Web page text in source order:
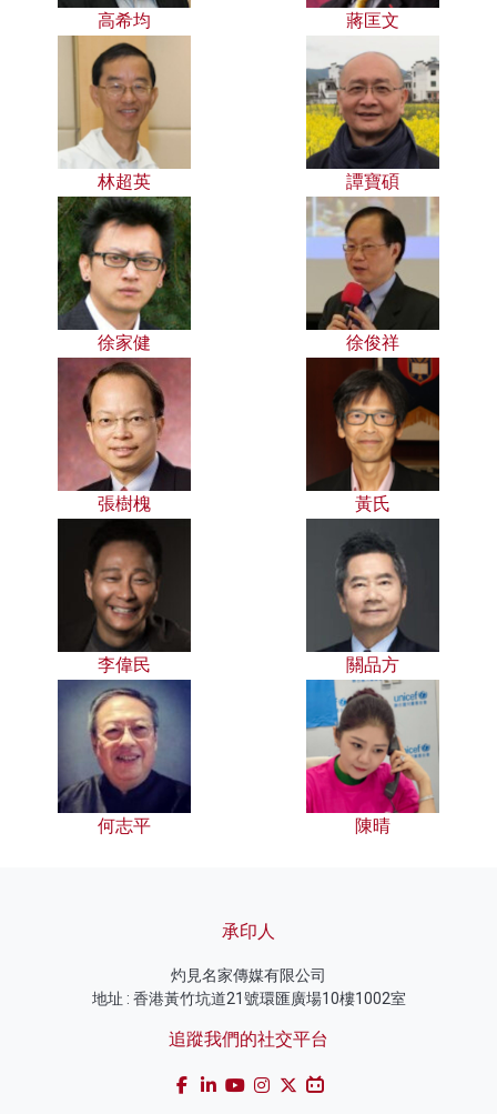
高希均 蔣匡文
林超英 譚寶碩
徐家健 徐俊祥
張樹槐 黃氏
李偉民 關品方
何志平 陳晴
承印人
灼見名家傳媒有限公司
地址 : 香港黃竹坑道21號環匯廣場10樓1002室
追蹤我們的社交平台